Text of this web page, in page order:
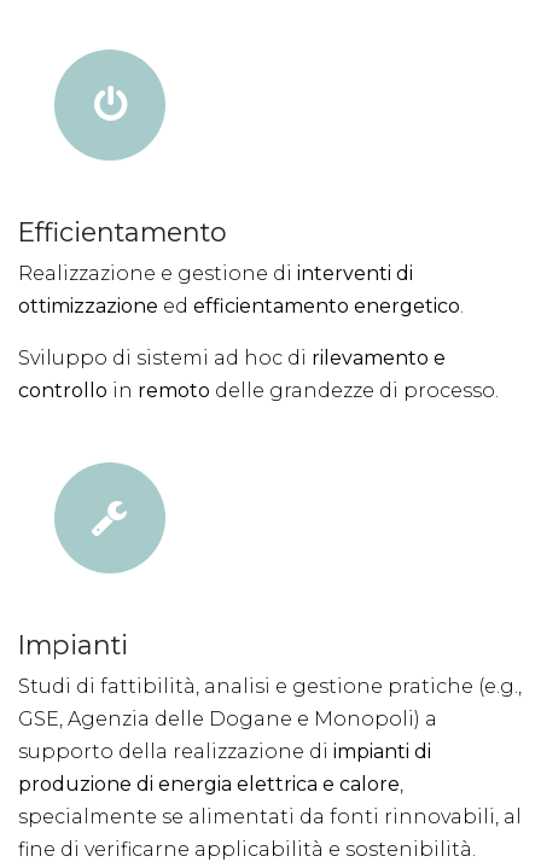
Efficientamento
Realizzazione e gestione di interventi di
ottimizzazione ed efficientamento energetico.
Sviluppo di sistemi ad hoc di rilevamento e
controllo in remoto delle grandezze di processo.
Impianti
Studi di fattibilità, analisi e gestione pratiche (e.g.,
GSE, Agenzia delle Dogane e Monopoli) a
supporto della realizzazione di impianti di
produzione di energia elettrica e calore,
specialmente se alimentati da fonti rinnovabili, al
fine di verificarne applicabilità e sostenibilità.